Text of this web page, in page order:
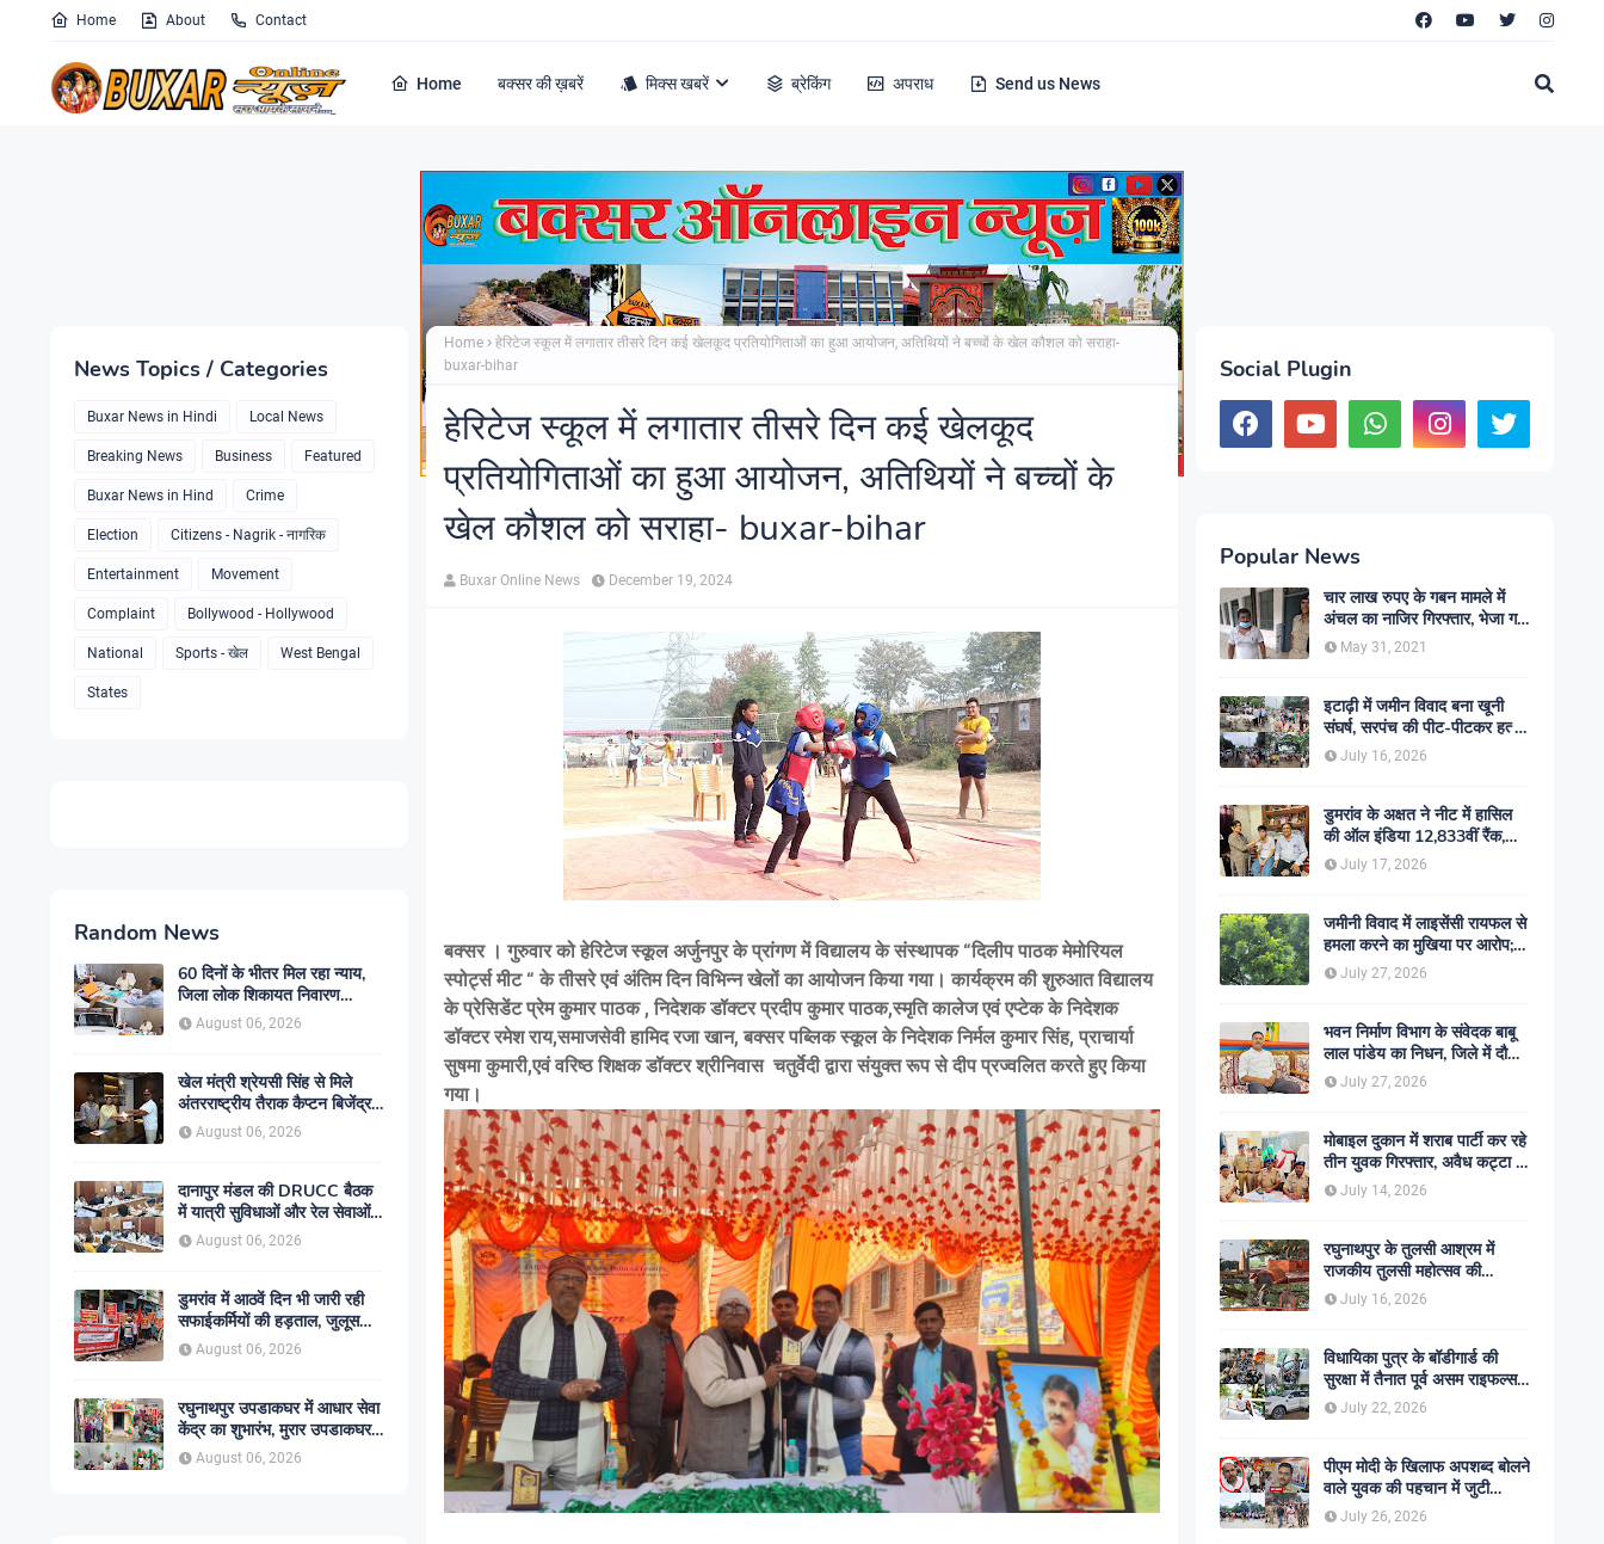
Home About Contact
Home बक्सर की ख़बरें मिक्स खबरें ब्रेकिंग अपराध Send us News
News Topics / Categories
Buxar News in Hindi Local News
Breaking News Business Featured
Buxar News in Hind Crime
Election Citizens - Nagrik - नागरिक
Entertainment Movement
Complaint Bollywood - Hollywood
National Sports - खेल West Bengal
States
Random News
60 दिनों के भीतर मिल रहा न्याय,
जिला लोक शिकायत निवारण
कार्यालय में बढ़ा आम लोगों का भरोसा
August 06, 2026
खेल मंत्री श्रेयसी सिंह से मिले
अंतरराष्ट्रीय तैराक कैप्टन बिजेंद्र
सिंह, गोकुल जलाशय में तैराकी
प्रशिक्षण केंद्र शुरू करने की उठाई
August 06, 2026
दानापुर मंडल की DRUCC बैठक
में यात्री सुविधाओं और रेल सेवाओं
के विस्तार पर मंथन, अधिकारियों को
दिए गए आवश्यक निर्देश
August 06, 2026
डुमरांव में आठवें दिन भी जारी रही
सफाईकर्मियों की हड़ताल, जुलूस
निकाल सरकार के खिलाफ किया
प्रदर्शन
August 06, 2026
रघुनाथपुर उपडाकघर में आधार सेवा
केंद्र का शुभारंभ, मुरार उपडाकघर
नए भवन में हुआ स्थानांतरित
August 06, 2026
Home
हेरिटेज स्कूल में लगातार तीसरे दिन कई खेलकूद प्रतियोगिताओं का हुआ आयोजन, अतिथियों ने बच्चों के खेल कौशल को सराहा-
buxar-bihar
हेरिटेज स्कूल में लगातार तीसरे दिन कई खेलकूद
प्रतियोगिताओं का हुआ आयोजन, अतिथियों ने बच्चों के
खेल कौशल को सराहा- buxar-bihar
Buxar Online News December 19, 2024
बक्सर । गुरुवार को हेरिटेज स्कूल अर्जुनपुर के प्रांगण में विद्यालय के संस्थापक “दिलीप पाठक मेमोरियल
स्पोर्ट्स मीट “ के तीसरे एवं अंतिम दिन विभिन्न खेलों का आयोजन किया गया। कार्यक्रम की शुरुआत विद्यालय
के प्रेसिडेंट प्रेम कुमार पाठक , निदेशक डॉक्टर प्रदीप कुमार पाठक,स्मृति कालेज एवं एप्टेक के निदेशक
डॉक्टर रमेश राय,समाजसेवी हामिद रजा खान, बक्सर पब्लिक स्कूल के निदेशक निर्मल कुमार सिंह, प्राचार्या
सुषमा कुमारी,एवं वरिष्ठ शिक्षक डॉक्टर श्रीनिवास चतुर्वेदी द्वारा संयुक्त रूप से दीप प्रज्वलित करते हुए किया
गया।
Social Plugin
Popular News
चार लाख रुपए के गबन मामले में
अंचल का नाजिर गिरफ्तार, भेजा गया
जेल- sent jail
May 31, 2021
इटाढ़ी में जमीन विवाद बना खूनी
संघर्ष, सरपंच की पीट-पीटकर हत्या;
दो बेटे घायल, सड़क जाम
July 16, 2026
डुमरांव के अक्षत ने नीट में हासिल
की ऑल इंडिया 12,833वीं रैंक,
ऑनलाइन पढ़ाई से रचा सफलता का
इतिहास
July 17, 2026
जमीनी विवाद में लाइसेंसी रायफल से
हमला करने का मुखिया पर आरोप;
मामले की जांच में जुटी पुलिस
July 27, 2026
भवन निर्माण विभाग के संवेदक बाबू
लाल पांडेय का निधन, जिले में दौड़ी
शोक की लहर
July 27, 2026
मोबाइल दुकान में शराब पार्टी कर रहे
तीन युवक गिरफ्तार, अवैध कट्टा व
कारतूस बरामद
July 14, 2026
रघुनाथपुर के तुलसी आश्रम में
राजकीय तुलसी महोत्सव की
अनुशंसा, बीडीओ ने भेजी
सकारात्मक रिपोर्ट
July 16, 2026
विधायिका पुत्र के बॉडीगार्ड की
सुरक्षा में तैनात पूर्व असम राइफल्स
जवान की गोली मारकर हत्या,
सहकर्मी अंगरक्षक गिरफ्तार
July 22, 2026
पीएम मोदी के खिलाफ अपशब्द बोलने
वाले युवक की पहचान में जुटी
पुलिस, बक्सर एसपी ने दिए सख्त
कार्रवाई के संकेत
July 26, 2026